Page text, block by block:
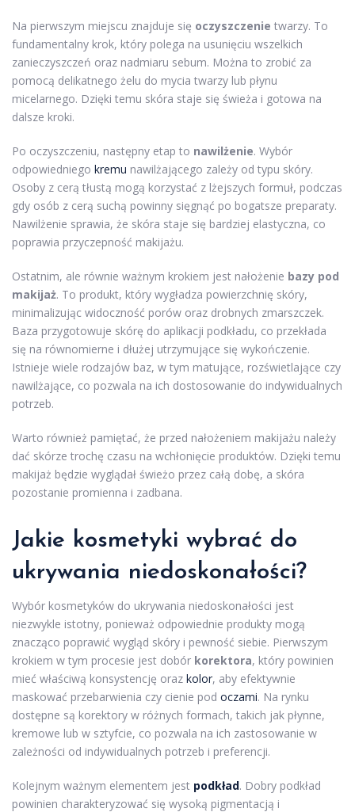
Na pierwszym miejscu znajduje się oczyszczenie twarzy. To
fundamentalny krok, który polega na usunięciu wszelkich
zanieczyszczeń oraz nadmiaru sebum. Można to zrobić za
pomocą delikatnego żelu do mycia twarzy lub płynu
micelarnego. Dzięki temu skóra staje się świeża i gotowa na
dalsze kroki.
Po oczyszczeniu, następny etap to nawilżenie. Wybór
odpowiedniego kremu nawilżającego zależy od typu skóry.
Osoby z cerą tłustą mogą korzystać z lżejszych formuł, podczas
gdy osób z cerą suchą powinny sięgnąć po bogatsze preparaty.
Nawilżenie sprawia, że skóra staje się bardziej elastyczna, co
poprawia przyczepność makijażu.
Ostatnim, ale równie ważnym krokiem jest nałożenie bazy pod
makijaż. To produkt, który wygładza powierzchnię skóry,
minimalizując widoczność porów oraz drobnych zmarszczek.
Baza przygotowuje skórę do aplikacji podkładu, co przekłada
się na równomierne i dłużej utrzymujące się wykończenie.
Istnieje wiele rodzajów baz, w tym matujące, rozświetlające czy
nawilżające, co pozwala na ich dostosowanie do indywidualnych
potrzeb.
Warto również pamiętać, że przed nałożeniem makijażu należy
dać skórze trochę czasu na wchłonięcie produktów. Dzięki temu
makijaż będzie wyglądał świeżo przez całą dobę, a skóra
pozostanie promienna i zadbana.
Jakie kosmetyki wybrać do
ukrywania niedoskonałości?
Wybór kosmetyków do ukrywania niedoskonałości jest
niezwykle istotny, ponieważ odpowiednie produkty mogą
znacząco poprawić wygląd skóry i pewność siebie. Pierwszym
krokiem w tym procesie jest dobór korektora, który powinien
mieć właściwą konsystencję oraz kolor, aby efektywnie
maskować przebarwienia czy cienie pod oczami. Na rynku
dostępne są korektory w różnych formach, takich jak płynne,
kremowe lub w sztyfcie, co pozwala na ich zastosowanie w
zależności od indywidualnych potrzeb i preferencji.
Kolejnym ważnym elementem jest podkład. Dobry podkład
powinien charakteryzować się wysoką pigmentacją i